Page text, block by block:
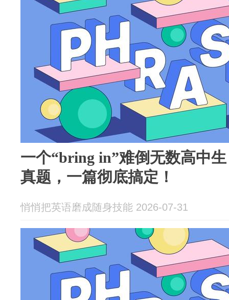
一个“bring in”难倒无数高中
真题，一篇彻底搞定！
悄悄把英语磨成随身技能 2026-07-31